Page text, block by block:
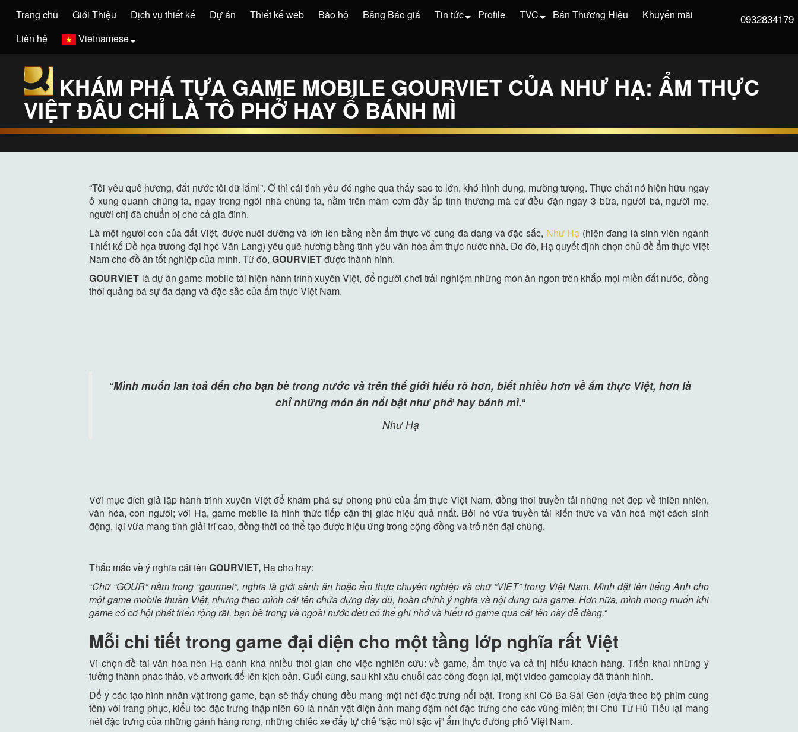
0932834179
Trang chủ Giới Thiệu Dịch vụ thiết kế Dự án Thiết kế web Bảo hộ Bảng Báo giá Tin tức Profile TVC Bán Thương Hiệu
Khuyến mãi
Liên hệ
Vietnamese
KHÁM PHÁ TỰA GAME MOBILE GOURVIET CỦA NHƯ HẠ: ẨM THỰC
VIỆT ĐÂU CHỈ LÀ TÔ PHỞ HAY Ổ BÁNH MÌ
“Tôi yêu quê hương, đất nước tôi dữ lắm!”. Ờ thì cái tình yêu đó nghe qua thấy sao to lớn, khó hình dung, mường tượng. Thực chất nó hiện hữu ngay
ở xung quanh chúng ta, ngay trong ngôi nhà chúng ta, nằm trên mâm cơm đầy ắp tình thương mà cứ đều đặn ngày 3 bữa, người bà, người mẹ,
người chị đã chuẩn bị cho cả gia đình.
Là một người con của đất Việt, được nuôi dưỡng và lớn lên bằng nền ẩm thực vô cùng đa dạng và đặc sắc, Như Hạ (hiện đang là sinh viên ngành
Thiết kế Đồ họa trường đại học Văn Lang) yêu quê hương bằng tình yêu văn hóa ẩm thực nước nhà. Do đó, Hạ quyết định chọn chủ đề ẩm thực Việt
Nam cho đồ án tốt nghiệp của mình. Từ đó,GOURVIETđược thành hình.
GOURVIET là dự án game mobile tái hiện hành trình xuyên Việt, để người chơi trải nghiệm những món ăn ngon trên khắp mọi miền đất nước, đồng
thời quảng bá sự đa dạng và đặc sắc của ẩm thực Việt Nam.
“Mình muốn lan toả đến cho bạn bè trong nước và trên thế giới hiểu rõ hơn, biết nhiều hơn về ẩm thực Việt, hơn là
chỉ những món ăn nổi bật như phở hay bánh mì.“
Như Hạ
Với mục đích giả lập hành trình xuyên Việt để khám phá sự phong phú của ẩm thực Việt Nam, đồng thời truyền tải những nét đẹp về thiên nhiên,
văn hóa, con người; với Hạ, game mobile là hình thức tiếp cận thị giác hiệu quả nhất. Bởi nó vừa truyền tải kiến thức và văn hoá một cách sinh
động, lại vừa mang tính giải trí cao, đồng thời có thể tạo được hiệu ứng trong cộng đồng và trở nên đại chúng.
Thắc mắc về ý nghĩa cái tênGOURVIET, Hạ cho hay:
“Chữ “GOUR” nằm trong “gourmet”, nghĩa là giới sành ăn hoặc ẩm thực chuyên nghiệp và chữ “VIET” trong Việt Nam. Mình đặt tên tiếng Anh cho
một game mobile thuần Việt, nhưng theo mình cái tên chứa đựng đầy đủ, hoàn chỉnh ý nghĩa và nội dung của game. Hơn nữa, mình mong muốn khi
game có cơ hội phát triển rộng rãi, bạn bè trong và ngoài nước đều có thể ghi nhớ và hiểu rõ game qua cái tên này dễ dàng.“
Mỗi chi tiết trong game đại diện cho một tầng lớp nghĩa rất Việt
Vì chọn đề tài văn hóa nên Hạ dành khá nhiều thời gian cho việc nghiên cứu: về game, ẩm thực và cả thị hiếu khách hàng. Triển khai những ý
tưởng thành phác thảo, vẽ artwork để lên kịch bản. Cuối cùng, sau khi xâu chuỗi các công đoạn lại, một video gameplay đã thành hình.
Để ý các tạo hình nhân vật trong game, bạn sẽ thấy chúng đều mang một nét đặc trưng nổi bật. Trong khi Cô Ba Sài Gòn (dựa theo bộ phim cùng
tên) với trang phục, kiểu tóc đặc trưng thập niên 60 là nhân vật điện ảnh mang đậm nét đặc trưng cho các vùng miền; thì Chú Tư Hủ Tiếu lại mang
nét đặc trưng của những gánh hàng rong, những chiếc xe đẩy tự chế “sặc mùi sặc vị” ẩm thực đường phố Việt Nam.